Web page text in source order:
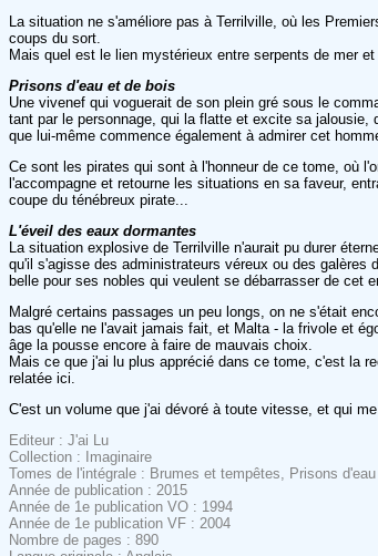
La situation ne s'améliore pas à Terrilville, où les
coups du sort.
Mais quel est le lien mystérieux entre serpents de mer
Prisons d'eau et de bois
Une vivenef qui voguerait de son plein gré sous le
tant par le personnage, qui la flatte et excite sa
que lui-même commence également à admirer cet
Ce sont les pirates qui sont à l'honneur de ce tome, où
l'accompagne et retourne les situations en sa faveur,
coupe du ténébreux pirate...
L'éveil des eaux dormantes
La situation explosive de Terrilville n'aurait pu durer
qu'il s'agisse des administrateurs véreux ou des galères
belle pour ses nobles qui veulent se débarrasser de cet
Malgré certains passages un peu longs, on ne s'était
bas qu'elle ne l'avait jamais fait, et Malta - la frivole et
âge la pousse encore à faire de mauvais choix.
Mais ce que j'ai lu plus apprécié dans ce tome, c'est la
relatée ici.
C'est un volume que j'ai dévoré à toute vitesse, et qui
Editeur : J'ai Lu
Collection : Imaginaire
Tomes de l'intégrale : Brumes et tempêtes, Prisons
Année de publication : 2015
Année de 1e publication VO : 1994
Année de 1e publication VF : 2004
Nombre de pages : 890